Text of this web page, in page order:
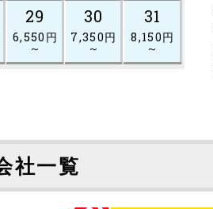
29
6,550円
～
30
7,350円
～
31
8,150円
～
社一覧